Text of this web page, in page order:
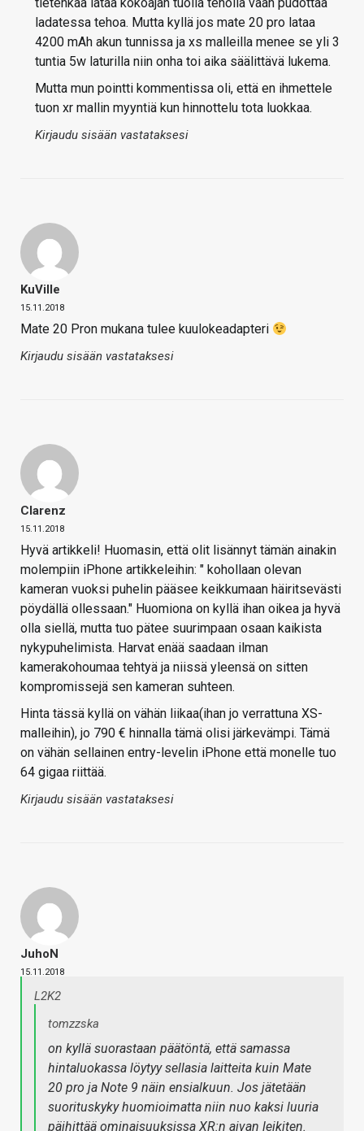
tietenkää lataa kokoajan tuolla teholla vaan pudottaa
ladatessa tehoa. Mutta kyllä jos mate 20 pro lataa
4200 mAh akun tunnissa ja xs malleilla menee se yli 3
tuntia 5w laturilla niin onha toi aika säälittävä lukema.
Mutta mun pointti kommentissa oli, että en ihmettele
tuon xr mallin myyntiä kun hinnottelu tota luokkaa.
Kirjaudu sisään vastataksesi
KuVille
15.11.2018
Mate 20 Pron mukana tulee kuulokeadapteri
Kirjaudu sisään vastataksesi
Clarenz
15.11.2018
Hyvä artikkeli! Huomasin, että olit lisännyt tämän ainakin
molempiin iPhone artikkeleihin: " kohollaan olevan
kameran vuoksi puhelin pääsee keikkumaan häiritsevästi
pöydällä ollessaan." Huomiona on kyllä ihan oikea ja hyvä
olla siellä, mutta tuo pätee suurimpaan osaan kaikista
nykypuhelimista. Harvat enää saadaan ilman
kamerakohoumaa tehtyä ja niissä yleensä on sitten
kompromissejä sen kameran suhteen.
Hinta tässä kyllä on vähän liikaa(ihan jo verrattuna XS-
malleihin), jo 790 € hinnalla tämä olisi järkevämpi. Tämä
on vähän sellainen entry-levelin iPhone että monelle tuo
64 gigaa riittää.
Kirjaudu sisään vastataksesi
JuhoN
15.11.2018
L2K2
tomzzska
on kyllä suorastaan päätöntä, että samassa
hintaluokassa löytyy sellasia laitteita kuin Mate
20 pro ja Note 9 näin ensialkuun. Jos jätetään
suorituskyky huomioimatta niin nuo kaksi luuria
päihittää ominaisuuksissa XR:n aivan leikiten.